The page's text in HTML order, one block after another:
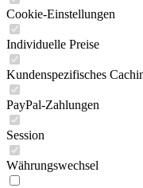
Cookie-Einstellungen
Individuelle Preise
Kundenspezifisches
PayPal-Zahlungen
Session
Währungswechsel